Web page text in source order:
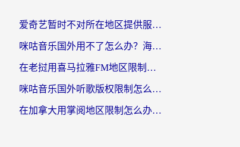
爱奇艺暂时不对所在地区提供服务怎么办？海外党亲测有效的追剧解决方案
咪咕音乐国外用不了怎么办？海外党必备的国内内容访问全攻略
在老挝用喜马拉雅FM地区限制怎么办？海外党亲测有效的回国加速方案
咪咕音乐国外听歌版权限制怎么解除啊？海外党亲测有效的回国加速方案
在加拿大用掌阅地区限制怎么办？3个实用技巧帮你轻松解决（附海外华人必备工具）